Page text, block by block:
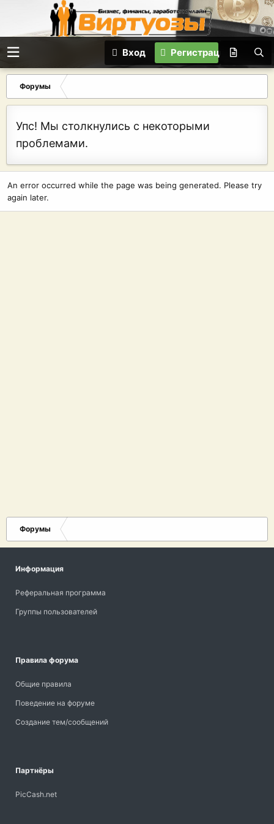
Вход Регистрация
Форумы
Упс! Мы столкнулись с некоторыми
проблемами.
An error occurred while the page was being generated. Please try
again later.
Форумы
Информация
Реферальная программа
Группы пользователей
Правила форума
Общие правила
Поведение на форуме
Создание тем/сообщений
Партнёры
PicCash.net